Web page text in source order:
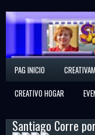
Creativamente
PAG INICIO
CREATIVO HOGAR
Santiago Corre